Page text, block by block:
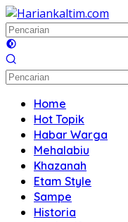
Langsung
ke
konten
Home
Hot Topik
Habar Warga
Mehalabiu
Khazanah
Etam Style
Sampe
Historia